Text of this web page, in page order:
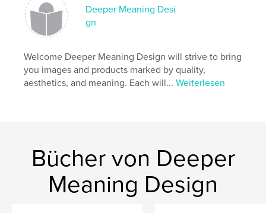
Deeper Meaning Desi
gn
Welcome Deeper Meaning Design will strive to bring
you images and products marked by quality,
aesthetics, and meaning. Each will...Weiterlesen
Bücher von Deeper
Meaning Design